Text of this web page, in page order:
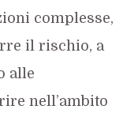
complesse,
il rischio, a
alle
nell’ambito